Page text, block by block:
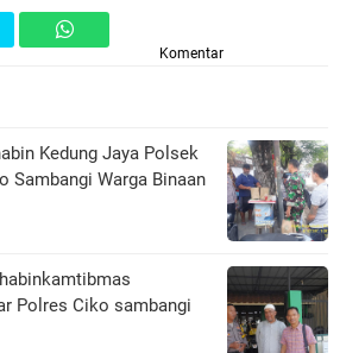
Komentar
Kedung Jaya Polsek
Sambangi Warga Binaan
Polres Ciko sambangi